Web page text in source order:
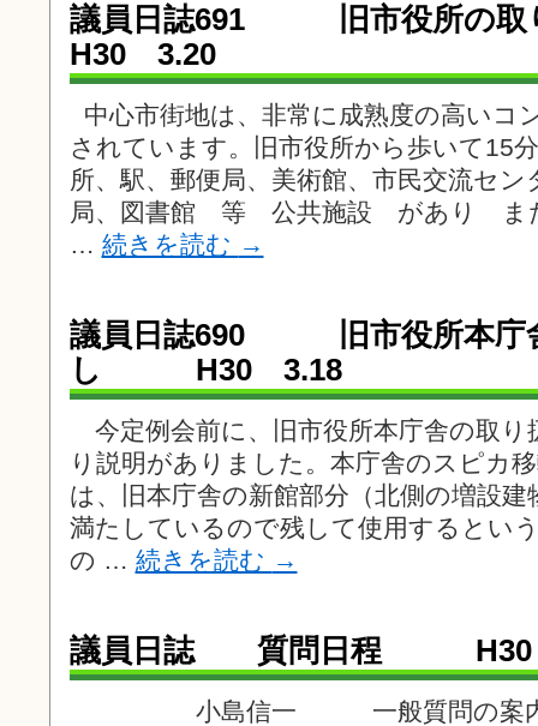
議員日誌691 旧市役所
H30 3.20
中心市街地は、非常に成熟度の高いコ
されています。旧市役所から歩いて15
所、駅、郵便局、美術館、市民交流セン
局、図書館 等 公共施設 があり ま
… 続きを読む →
議員日誌690 旧市役所本庁
し H30 3.18
今定例会前に、旧市役所本庁舎の取り
り説明がありました。本庁舎のスピカ
は、旧本庁舎の新館部分（北側の増設
満たしているので残して使用するとい
の … 続きを読む →
議員日誌 質問日程
小島信一 一般質問